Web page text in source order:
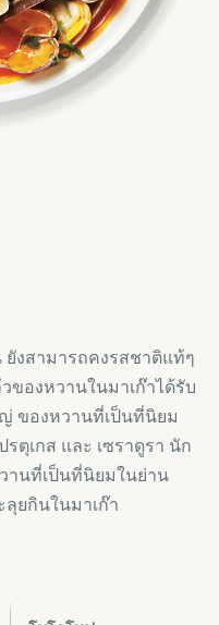
งสามารถคงรสชาติแท้ๆ
ของหวานในมาเก๊าได้รับ
ของหวานที่เป็นที่นิยม
ตุเกส และ เซราดูรา นัก
านที่เป็นที่นิยมในย่าน
ลุยกินในมาเก๊า